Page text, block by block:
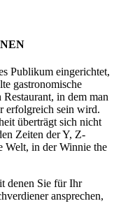
Publikum eingerichtet,
gastronomische
Restaurant, in dem man
erfolgreich sein wird.
überträgt sich nicht
Zeiten der Y, Z-
Welt, in der Winnie the
denen Sie für Ihr
ansprechen,